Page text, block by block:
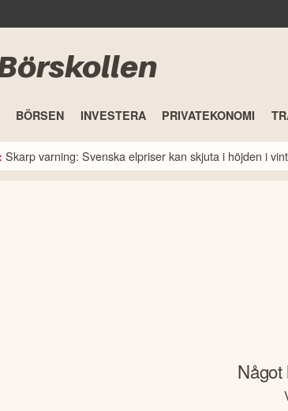
BÖRSEN INVESTERA PRIVATEKONOMI
Skarp varning: Svenska elpriser kan skjuta i höjden i
Något